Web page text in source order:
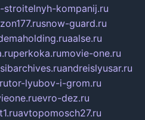
kompanij.ru
snow-guard.ru
aalse.ru
perkoka.rumovie-one.ru
sibarchives.ruandreislyusar.ru
tor-lyubov-i-grom.ru
evro-dez.ru
avtopomosch27.ru